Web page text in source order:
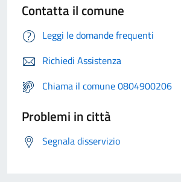
Contatta il comune
Leggi le domande frequenti
Richiedi Assistenza
Chiama il comune 0804900206
Problemi in città
Segnala disservizio